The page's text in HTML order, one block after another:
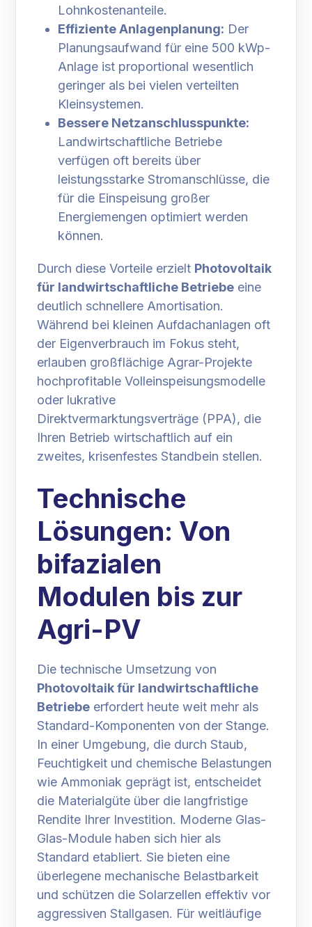
Lohnkostenanteile.
Effiziente Anlagenplanung: Der
Planungsaufwand für eine 500 kWp-
Anlage ist proportional wesentlich
geringer als bei vielen verteilten
Kleinsystemen.
Bessere Netzanschlusspunkte:
Landwirtschaftliche Betriebe
verfügen oft bereits über
leistungsstarke Stromanschlüsse, die
für die Einspeisung großer
Energiemengen optimiert werden
können.
Durch diese Vorteile erzielt Photovoltaik
für landwirtschaftliche Betriebe eine
deutlich schnellere Amortisation.
Während bei kleinen Aufdachanlagen oft
der Eigenverbrauch im Fokus steht,
erlauben großflächige Agrar-Projekte
hochprofitable Volleinspeisungsmodelle
oder lukrative
Direktvermarktungsverträge (PPA), die
Ihren Betrieb wirtschaftlich auf ein
zweites, krisenfestes Standbein stellen.
Technische
Lösungen: Von
bifazialen
Modulen bis zur
Agri-PV
Die technische Umsetzung von
Photovoltaik für landwirtschaftliche
Betriebe erfordert heute weit mehr als
Standard-Komponenten von der Stange.
In einer Umgebung, die durch Staub,
Feuchtigkeit und chemische Belastungen
wie Ammoniak geprägt ist, entscheidet
die Materialgüte über die langfristige
Rendite Ihrer Investition. Moderne Glas-
Glas-Module haben sich hier als
Standard etabliert. Sie bieten eine
überlegene mechanische Belastbarkeit
und schützen die Solarzellen effektiv vor
aggressiven Stallgasen. Für weitläufige